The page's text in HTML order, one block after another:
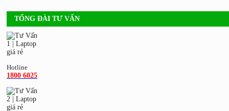
TỔNG ĐÀI TƯ VẤN
Hotline
1800 6025